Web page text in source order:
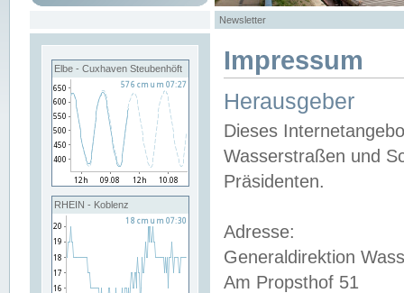
Newsletter
Elbe - Cuxhaven Steubenhöft
RHEIN - Koblenz
Impressum
Herausgeber
Dieses
Wasserstraßen und
Präsidenten.
Adresse:
Generaldirektion
Am Propsthof 51